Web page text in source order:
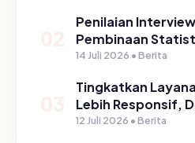
Penilaian
Pembinaan
Kabupaten
14 Juli 2026 • Berita
Tingkatkan
Lebih Responsif,
Gelar Sosialisasi
12 Juli 2026 • Berita